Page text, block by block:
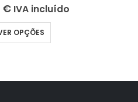
€ IVA incluído
OPÇÕES